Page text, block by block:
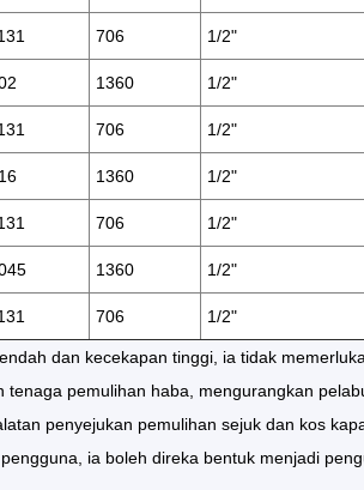
706 1/2"
1360 1/2"
706 1/2"
1360 1/2"
706 1/2"
1360 1/2"
706 1/2"
dan kecekapan tinggi, ia tidak
pemulihan haba, mengurangkan
penyejukan pemulihan sejuk dan kos
ia boleh direka bentuk menjadi